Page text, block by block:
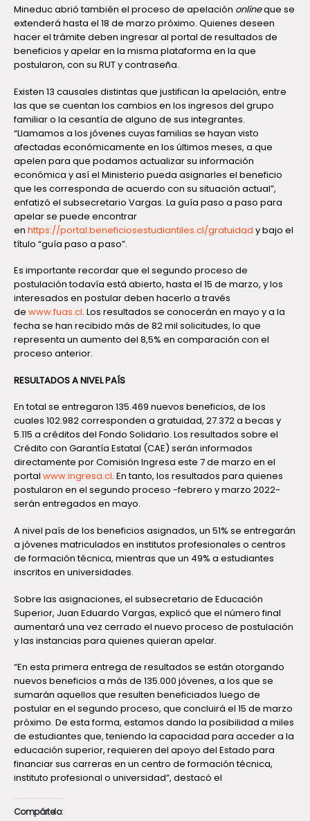
Mineduc abrió también el proceso de apelación onlineque se
extenderá hasta el 18 de marzo próximo. Quienes deseen
hacer el trámite deben ingresar al portal de resultados de
beneficios y apelar en la misma plataforma en la que
postularon, con su RUT y contraseña.
Existen 13 causales distintas que justifican la apelación, entre
las que se cuentan los cambios en los ingresos del grupo
familiar o la cesantía de alguno de sus integrantes.
“Llamamos a los jóvenes cuyas familias se hayan visto
afectadas económicamente en los últimos meses, a que
apelen para que podamos actualizar su información
económica y así el Ministerio pueda asignarles el beneficio
que les corresponda de acuerdo con su situación actual”,
enfatizó el subsecretario Vargas. La guía paso a paso para
apelar se puede encontrar
en https://portal.beneficiosestudiantiles.cl/gratuidad y bajo el
título “guía paso a paso”.
Es importante recordar que el segundo proceso de
postulación todavía está abierto, hasta el 15 de marzo, y los
interesados en postular deben hacerlo a través
de www.fuas.cl. Los resultados se conocerán en mayo y a la
fecha se han recibido más de 82 mil solicitudes, lo que
representa un aumento del 8,5% en comparación con el
proceso anterior.
RESULTADOS A NIVEL PAÍS
En total se entregaron 135.469 nuevos beneficios, de los
cuales 102.982 corresponden a gratuidad, 27.372 a becas y
5.115 a créditos del Fondo Solidario. Los resultados sobre el
Crédito con Garantía Estatal (CAE) serán informados
directamente por Comisión Ingresa este 7 de marzo en el
portal www.ingresa.cl. En tanto, los resultados para quienes
postularon en el segundo proceso -febrero y marzo 2022-
serán entregados en mayo.
A nivel país de los beneficios asignados, un 51% se entregarán
a jóvenes matriculados en institutos profesionales o centros
de formación técnica, mientras que un 49% a estudiantes
inscritos en universidades.
Sobre las asignaciones, el subsecretario de Educación
Superior, Juan Eduardo Vargas, explicó que el número final
aumentará una vez cerrado el nuevo proceso de postulación
y las instancias para quienes quieran apelar.
“En esta primera entrega de resultados se están otorgando
nuevos beneficios a más de 135.000 jóvenes, a los que se
sumarán aquellos que resulten beneficiados luego de
postular en el segundo proceso, que concluirá el 15 de marzo
próximo. De esta forma, estamos dando la posibilidad a miles
de estudiantes que, teniendo la capacidad para acceder a la
educación superior, requieren del apoyo del Estado para
financiar sus carreras en un centro de formación técnica,
instituto profesional o universidad”, destacó el
Compártelo: